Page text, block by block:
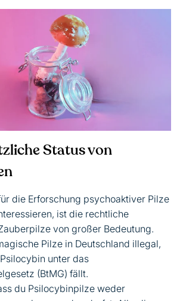
Status von
die Erforschung psychoaktiver Pilze
ist die rechtliche
von großer Bedeutung.
Pilze in Deutschland illegal,
unter das
(BtMG) fällt.
du Psilocybinpilze weder